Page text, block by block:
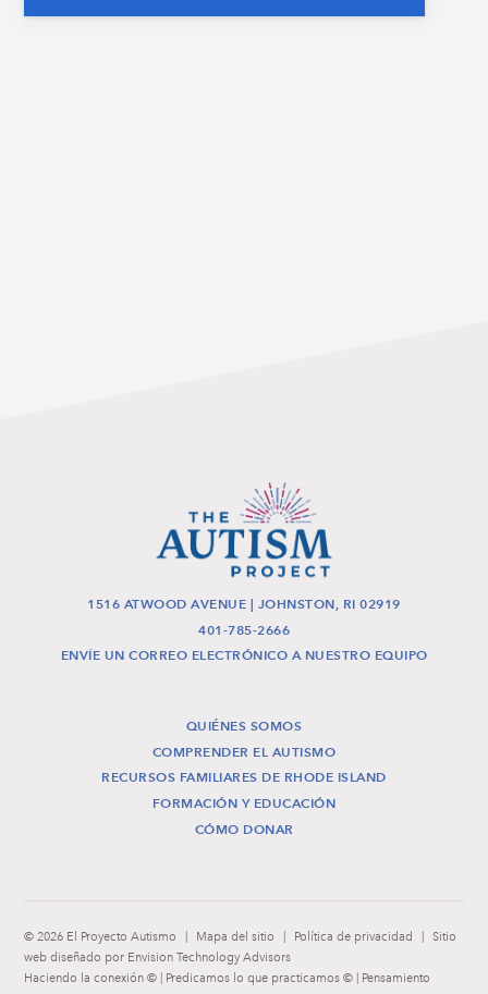
1516 ATWOOD AVENUE | JOHNSTON, RI 02919
401-785-2666
ENVÍE UN CORREO ELECTRÓNICO A NUESTRO EQUIPO
QUIÉNES SOMOS
COMPRENDER EL AUTISMO
RECURSOS FAMILIARES DE RHODE ISLAND
FORMACIÓN Y EDUCACIÓN
CÓMO DONAR
© 2026 El Proyecto Autismo | Mapa del sitio | Política de privacidad | Sitio
web diseñado por Envision Technology Advisors
Haciendo la conexión © | Predicamos lo que practicamos © | Pensamiento